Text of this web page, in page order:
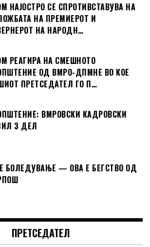
НАЈОСТРО СЕ СПРОТИВСТАВУВА НА
НА ПРЕМИЕРОТ И
НА НАРОДН…
РЕАГИРА НА СМЕШНОТО
ОД ВМРО-ДПМНЕ ВО КОЕ
ПРЕТСЕДАТЕЛ ГО П…
ВМРОВСКИ КАДРОВСКИ
3 ДЕЛ
БОЛЕДУВАЊЕ — ОВА Е БЕГСТВО ОД
ПРЕТСЕДАТЕЛ